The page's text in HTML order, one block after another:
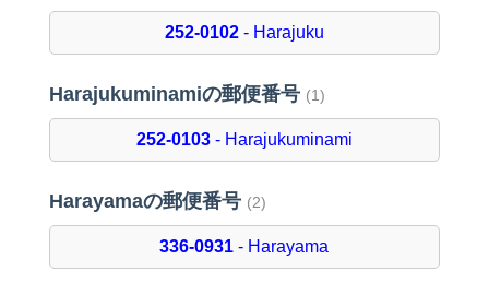
252-0102- Harajuku
Harajukuminamiの郵便番号 (1)
252-0103- Harajukuminami
Harayamaの郵便番号 (2)
336-0931 - Harayama